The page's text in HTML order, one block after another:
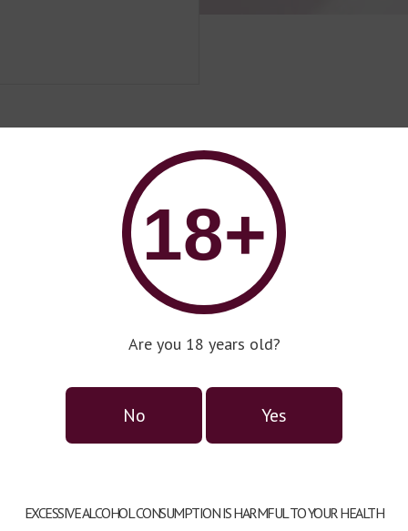
18+
Are you 18 years old?
No Yes
EXCESSIVE ALCOHOL CONSUMPTION IS HARMFUL TO YOUR HEALTH